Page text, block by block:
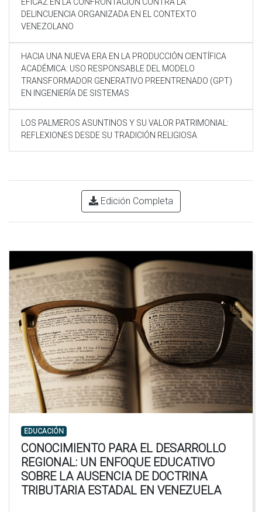
DELINCUENCIA ORGANIZADA EN EL CONTEXTO
VENEZOLANO
HACIA UNA NUEVA ERA EN LA PRODUCCIÓN CIENTÍFICA
ACADÉMICA: USO RESPONSABLE DEL MODELO
TRANSFORMADOR GENERATIVO PREENTRENADO (GPT)
EN INGENIERÍA DE SISTEMAS
LOS PALMEROS ASUNTINOS Y SU VALOR PATRIMONIAL:
REFLEXIONES DESDE SU TRADICIÓN RELIGIOSA
Edición Completa
EDUCACIÓN
CONOCIMIENTO PARA EL DESARROLLO
REGIONAL: UN ENFOQUE EDUCATIVO
SOBRE LA AUSENCIA DE DOCTRINA
TRIBUTARIA ESTADAL EN VENEZUELA